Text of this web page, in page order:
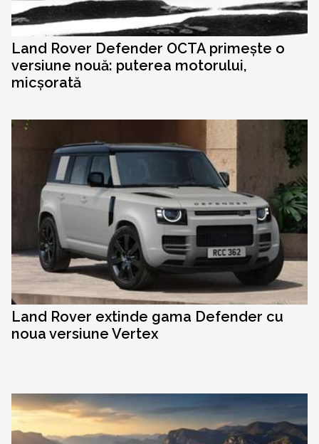
Land Rover Defender OCTA primește o
versiune nouă: puterea motorului,
micșorată
Land Rover extinde gama Defender cu
noua versiune Vertex